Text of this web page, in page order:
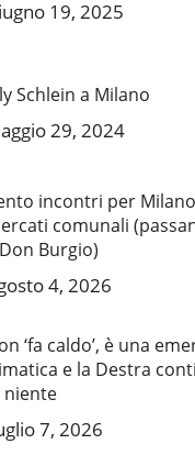
19, 2025
Schlein a Milano
29, 2024
incontri per
comunali
Burgio)
4, 2026
‘fa caldo’, è una
e la Destra
niente
7, 2026